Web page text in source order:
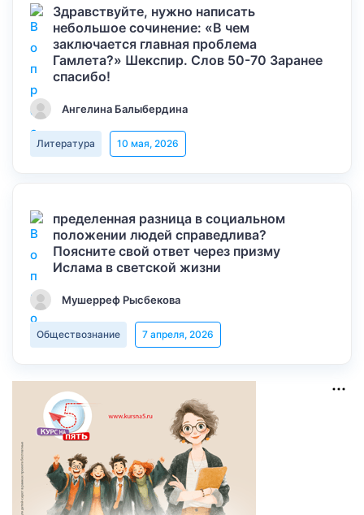
Здравствуйте, нужно написать
небольшое сочинение: «В чем
заключается главная проблема
Гамлета?» Шекспир. Слов 50-70 Заранее
спасибо!
Ангелина Балыбердина
Литература 10 мая, 2026
пределенная разница в социальном
положении людей справедлива?
Поясните свой ответ через призму
Ислама в светской жизни
Мушерреф Рысбекова
Обществознание 7 апреля, 2026